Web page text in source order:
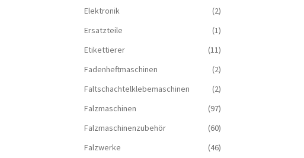
Elektronik
(2)
Ersatzteile
(1)
Etikettierer
(11)
Fadenheftmaschinen
(2)
Faltschachtelklebemaschinen
(2)
Falzmaschinen
(97)
Falzmaschinenzubehör
(60)
Falzwerke
(46)